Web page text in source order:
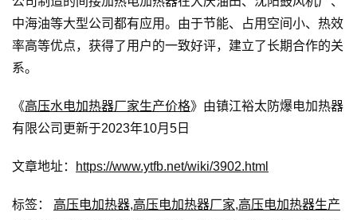
中海油等大型公司都有应用。由于节能、占用空间小、热效
率高等优点，获得了用户的一致好评，建立了长期合作的关
系。
《高压水电加热器厂家生产价格》由镇江裕太防爆电加热器
有限公司更新于2023年10月5日
文章地址： https://www.ytfb.net/wiki/3902.html
标签： 高压电加热器,高压电加热器厂家,高压电加热器生产